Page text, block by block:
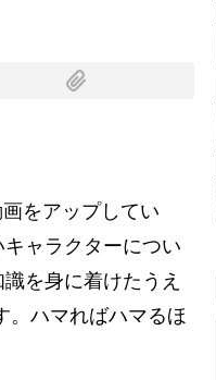
をアップしてい
ャラクターについ
を身に着けたうえ
。ハマればハマるほ